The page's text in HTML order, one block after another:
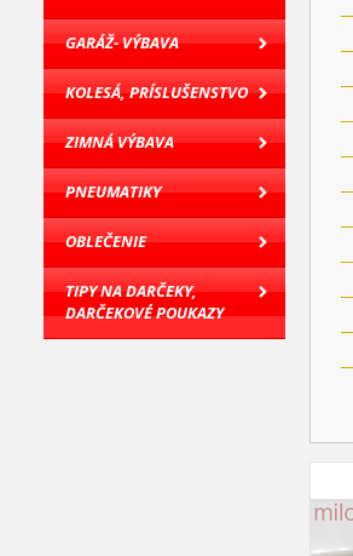
GARÁŽ- VÝBAVA
KOLESÁ, PRÍSLUŠENSTVO
ZIMNÁ VÝBAVA
PNEUMATIKY
OBLEČENIE
TIPY NA DARČEKY,
DARČEKOVÉ POUKAZY